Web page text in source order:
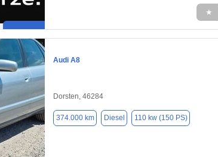
★
Audi A8
Dorsten, 46284
374.000 km Diesel 110 kw (150 PS)